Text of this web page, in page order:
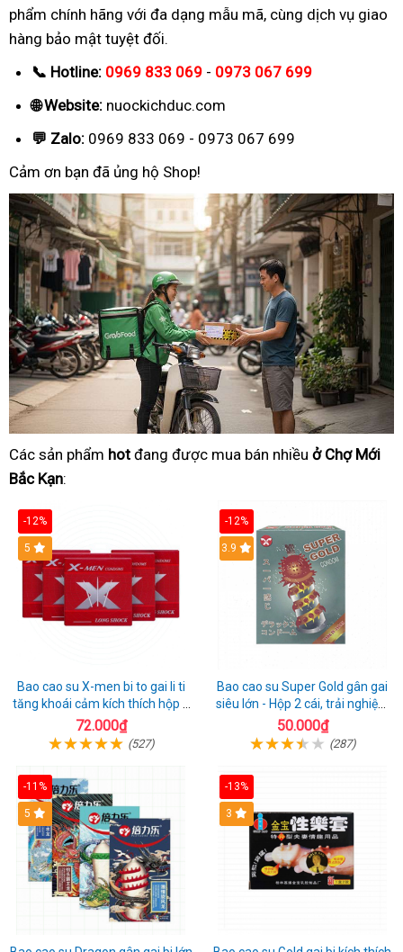
phẩm chính hãng với đa dạng mẫu mã, cùng dịch vụ giao
hàng bảo mật tuyệt đối.
📞 Hotline: 0969 833 069 - 0973 067 699
🌐 Website: nuockichduc.com
💬 Zalo: 0969 833 069 - 0973 067 699
Cảm ơn bạn đã ủng hộ Shop!
Các sản phẩm hot đang được mua bán nhiều ở Chợ Mới
Bắc Kạn:
-12%
Hot
5
Bao cao su X-men bi to gai li ti
tăng khoái cảm kích thích hộp 1
cái
72.000₫
(527)
-12%
3.9
Bao cao su Super Gold gân gai
siêu lớn - Hộp 2 cái, trải nghiệm
mới lạ
50.000₫
(287)
-11%
Hot
5
-13%
3